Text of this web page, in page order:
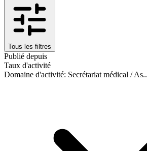
Tous les filtres
Publié depuis
Taux d'activité
Domaine d'activité: Secrétariat médical / As..